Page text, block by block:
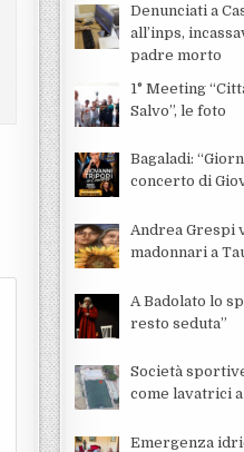
Denunciati a
all’inps,
padre morto
1° Meeting
Salvo”, le foto
Bagaladi:
concerto di
Andrea Grespi
madonnari a
A Badolato lo
resto seduta”
Società
come lavatrici
Emergenza